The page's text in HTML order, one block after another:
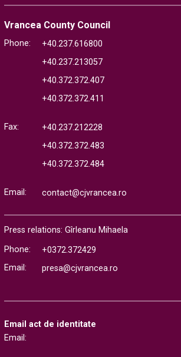
Vrancea County Council
Phone:
+40.237.616800
+40.237.213057
+40.372.372.407
+40.372.372.411
Fax:
+40.237.212228
+40.372.372.483
+40.372.372.484
Email: contact@cjvrancea.ro
Press relations: Gîrleanu Mihaela
Phone:
+0372.372429
Email:
presa@cjvrancea.ro
Email act de identitate
Email: